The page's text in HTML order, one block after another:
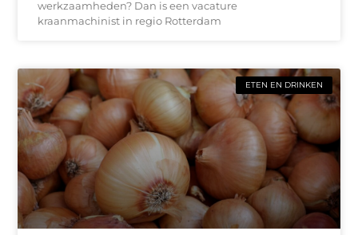
werkzaamheden? Dan is een vacature
kraanmachinist in regio Rotterdam
ETEN EN DRINKEN